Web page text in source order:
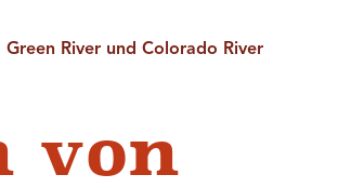
River und Colorado River
von